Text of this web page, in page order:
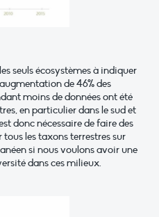
seuls écosystèmes à indiquer
de 46% des
moins de données ont été
en particulier dans le sud et
donc nécessaire de faire des
les taxons terrestres sur
si nous voulons avoir une
dans ces milieux.